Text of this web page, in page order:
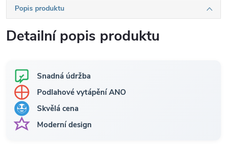
Popis produktu
Detailní popis produktu
Snadná údržba
Podlahové vytápění ANO
Skvělá cena
Moderní design